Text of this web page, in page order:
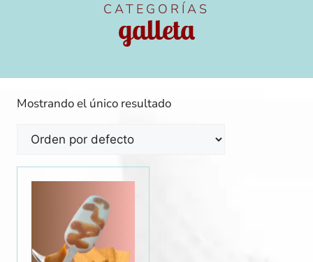
CATEGORÍAS
galleta
Mostrando el único resultado